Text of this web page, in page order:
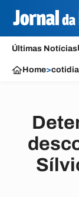
Últimas Notícias
Home>